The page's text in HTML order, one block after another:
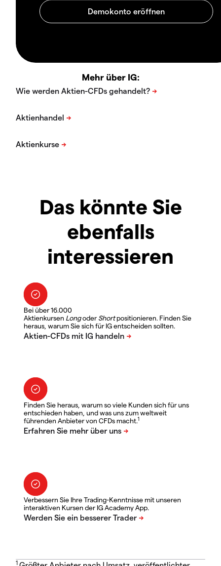
Mehr über IG:
Das könnte Sie
ebenfalls
interessieren
Bei über 16.000
Aktienkursen LongoderShortpositionieren. Finden Sie
heraus, warum Sie sich für IG entscheiden sollten.
Finden Sie heraus, warum so viele Kunden sich für uns
entschieden haben, und was uns zum weltweit
führenden Anbieter von CFDs macht.1
Verbessern Sie Ihre Trading-Kenntnisse mit unseren
interaktiven Kursen der IG Academy App.
1